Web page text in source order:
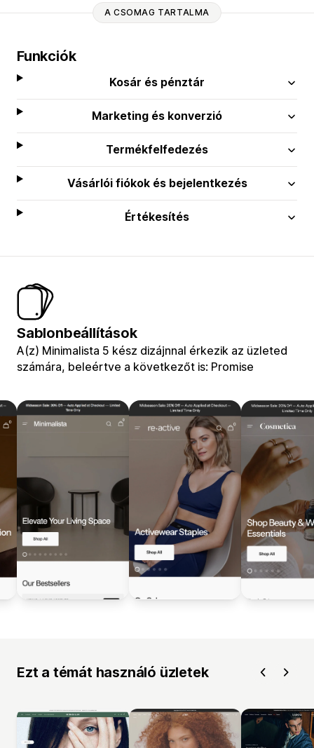
A CSOMAG TARTALMA
Funkciók
Kosár és pénztár
Marketing és konverzió
Termékfelfedezés
Vásárlói fiókok és bejelentkezés
Értékesítés
Sablonbeállítások
A(z) Minimalista 5 kész dizájnnal érkezik az üzleted
számára, beleértve a következőt is: Promise
Ezt a témát használó üzletek